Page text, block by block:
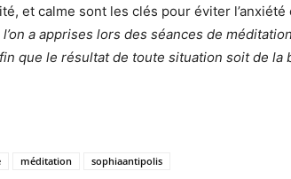
et calme sont les clés pour éviter
a apprises lors des séances de
que le résultat de toute situation soit de la
méditation sophiaantipolis